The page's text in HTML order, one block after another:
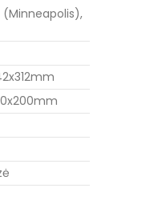
(Minneapolis),